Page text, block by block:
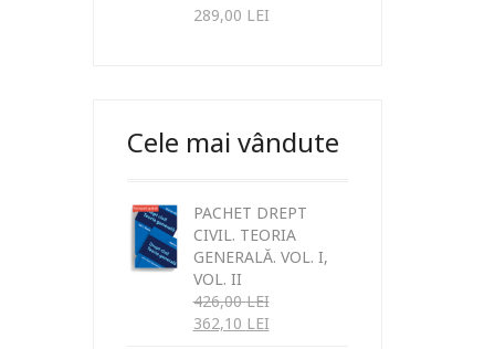
289,00 LEI
Cele mai vândute
PACHET DREPT
CIVIL. TEORIA
GENERALĂ. VOL. I,
VOL. II
426,00LEI
362,10 LEI